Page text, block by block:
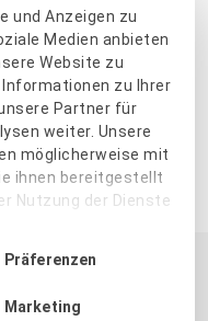
und Anzeigen zu
Medien anbieten
Website zu
zu Ihrer
Partner für
weiter. Unsere
möglicherweise mit
ihnen bereitgestellt
Nutzung der Dienste
Präferenzen
Marketing